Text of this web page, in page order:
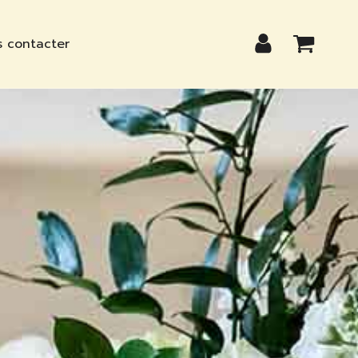
contacter